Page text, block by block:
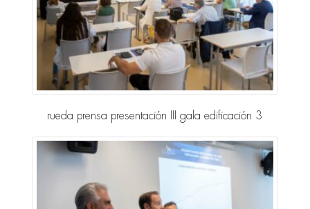
rueda prensa presentación III gala edificación 3